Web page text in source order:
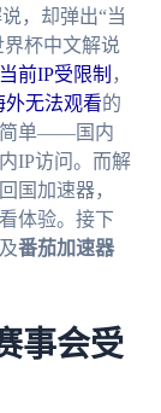
，却弹出“当
杯中文解说
前IP受限制 ，
外无法观看的
简单——国内
IP访问。而解
国加速器，
体验。接下
番茄加速器
事会受